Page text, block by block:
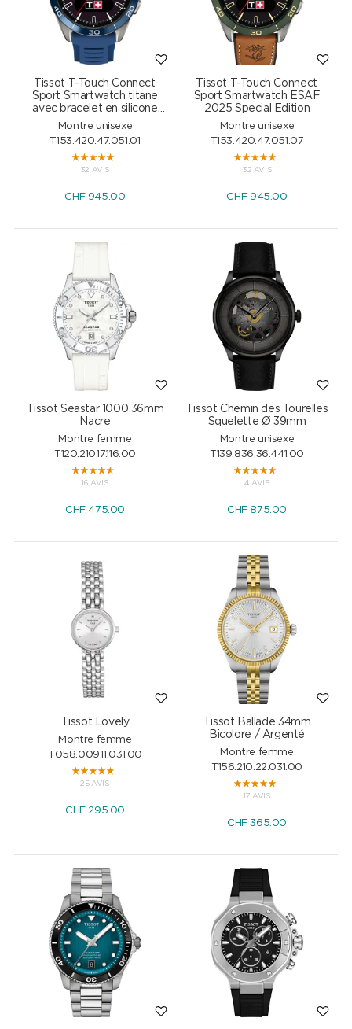
Tissot T-Touch Connect
Sport Smartwatch titane
avec bracelet en silicone
Montre unisexe
T153.420.47.051.01
32 AVIS
CHF945.00
Tissot T-Touch Connect
Sport Smartwatch ESAF
2025 Special Edition
Montre unisexe
T153.420.47.051.07
32 AVIS
CHF945.00
Tissot Seastar 1000 36mm
Nacre
Montre femme
T120.210.17.116.00
16 AVIS
CHF475.00
Tissot Chemin des Tourelles
Squelette Ø 39mm
Montre unisexe
T139.836.36.441.00
4 AVIS
CHF875.00
Tissot Lovely
Montre femme
T058.009.11.031.00
25 AVIS
CHF295.00
Tissot Ballade 34mm
Bicolore / Argenté
Montre femme
T156.210.22.031.00
17 AVIS
CHF365.00